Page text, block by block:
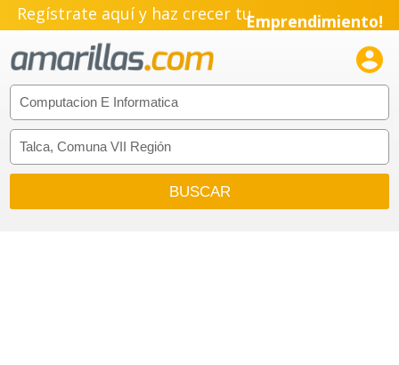
Regístrate aquí y haz crecer tuEmprendimiento!
